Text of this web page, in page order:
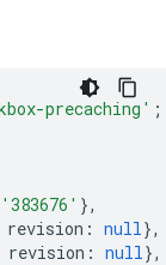
precaching' ;
'383676' },
revision : null},
revision : null},